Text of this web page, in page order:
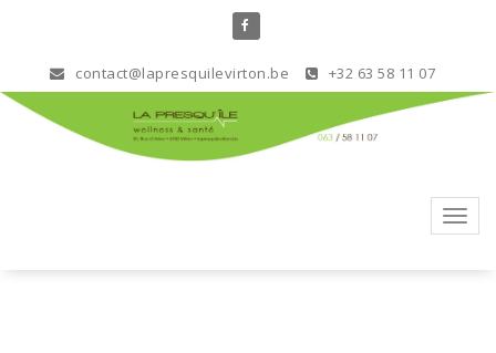
contact@lapresquilevirton.be +32 63 58 11 07